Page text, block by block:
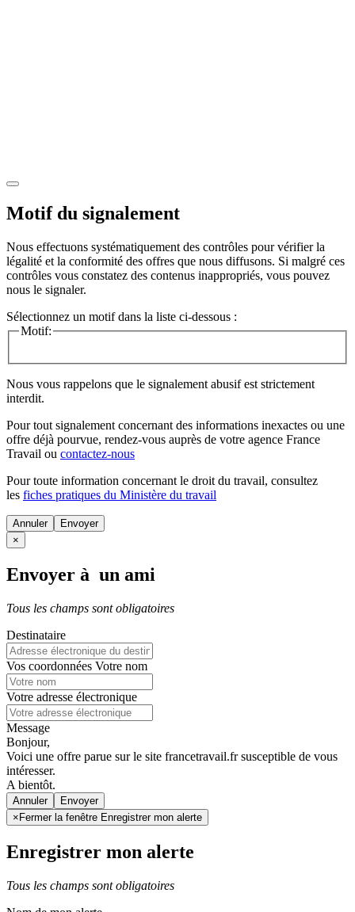
Motif du signalement
Nous effectuons systématiquement des contrôles pour vérifier la
légalité et la conformité des offres que nous diffusons. Si malgré ces
contrôles vous constatez des contenus inappropriés, vous pouvez
nous le signaler.
Sélectionnez un motif dans la liste ci-dessous :
Motif:
Nous vous rappelons que le signalement abusif est strictement
interdit.
Pour tout signalement concernant des informations inexactes ou une
offre déjà pourvue, rendez-vous auprès de votre agence France
Travail ou contactez-nous
Pour toute information concernant le droit du travail, consultez
les fiches pratiques du Ministère du travail
Annuler
×
Envoyer à un ami
Tous les champs sont obligatoires
Destinataire
Vos coordonnées Votre nom
Votre adresse électronique
Message
Bonjour,
Voici une offre parue sur le site francetravail.fr susceptible de vous
intéresser.
A bientôt.
Annuler
× Fermer la fenêtre Enregistrer mon alerte
Enregistrer mon alerte
Tous les champs sont obligatoires